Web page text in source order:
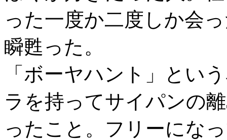
った一度か二度しか会
瞬甦った。
「ボーヤハント」とい
ラを持ってサイパンの
ったこと。フリーにな